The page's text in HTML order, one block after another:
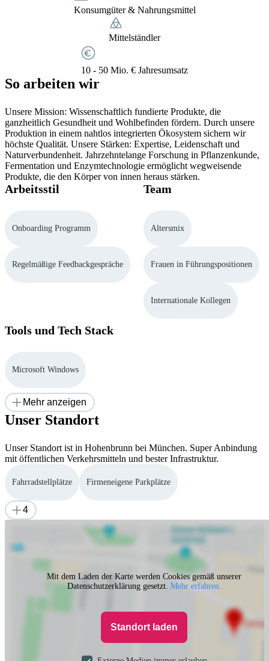
Konsumgüter & Nahrungsmittel
Mittelständler
10 - 50 Mio. € Jahresumsatz
So arbeiten wir
Unsere Mission: Wissenschaftlich fundierte Produkte, die
ganzheitlich Gesundheit und Wohlbefinden fördern. Durch unsere
Produktion in einem nahtlos integrierten Ökosystem sichern wir
höchste Qualität. Unsere Stärken: Expertise, Leidenschaft und
Naturverbundenheit. Jahrzehntelange Forschung in Pflanzenkunde,
Fermentation und Enzymtechnologie ermöglicht wegweisende
Produkte, die den Körper von innen heraus stärken.
Arbeitsstil
Onboarding Programm
Regelmäßige Feedbackgespräche
Team
Altersmix
Frauen in Führungspositionen
Internationale Kollegen
Tools und Tech Stack
Microsoft Windows
Mehr anzeigen
Unser Standort
Unser Standort ist in Hohenbrunn bei München. Super Anbindung
mit öffentlichen Verkehrsmitteln und bester Infrastruktur.
Fahrradstellplätze Firmeneigene Parkplätze
4
Mit dem Laden der Karte werden Cookies gemäß unserer
Datenschutzerklärung gesetzt. Mehr erfahren.
Standort laden